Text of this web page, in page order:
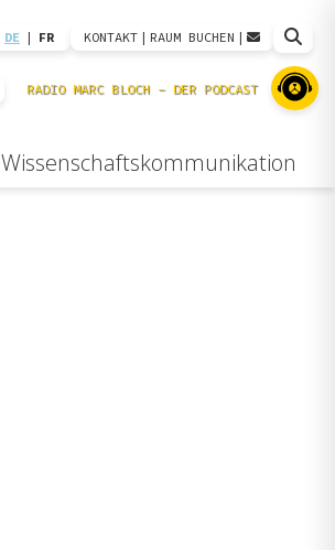
DE | FR KONTAKT | RAUM BUCHEN |
Wissenschaftskommunikation